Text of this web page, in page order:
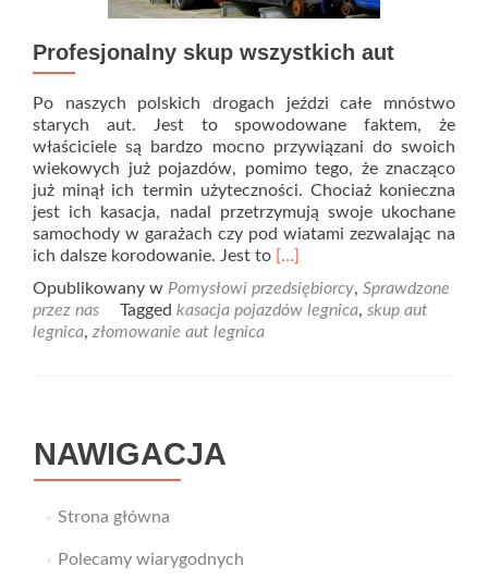
Profesjonalny skup wszystkich aut
Po naszych polskich drogach jeździ całe mnóstwo
starych aut. Jest to spowodowane faktem, że
właściciele są bardzo mocno przywiązani do swoich
wiekowych już pojazdów, pomimo tego, że znacząco
już minął ich termin użyteczności. Chociaż konieczna
jest ich kasacja, nadal przetrzymują swoje ukochane
samochody w garażach czy pod wiatami zezwalając na
ich dalsze korodowanie. Jest to Read
about
Profesjonalny
[…]
Opublikowany w Pomysłowi przedsiębiorcy, Sprawdzone
przez nas
Tagged kasacja pojazdów legnica, skup aut
legnica, złomowanie aut legnica
NAWIGACJA
Strona główna
Polecamy wiarygodnych